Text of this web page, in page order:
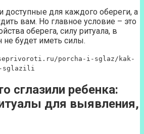
доступные для каждого обереги, а
вам. Но главное условие – это
оберега, силу ритуала, в
не будет иметь силы.
porcha-i-sglaz/kak-
sglazili
сглазили ребенка:
для выявления,